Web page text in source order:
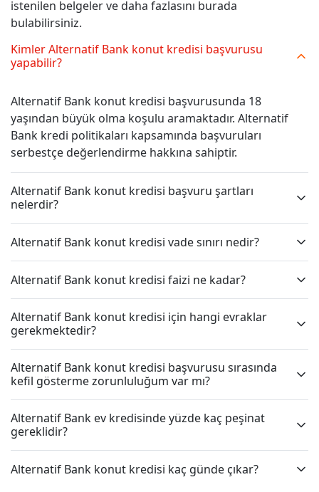
istenilen belgeler ve daha fazlasını burada
bulabilirsiniz.
Kimler Alternatif Bank konut kredisi başvurusu
yapabilir?
Alternatif Bank konut kredisi başvurusunda 18
yaşından büyük olma koşulu aramaktadır. Alternatif
Bank kredi politikaları kapsamında başvuruları
serbestçe değerlendirme hakkına sahiptir.
Alternatif Bank konut kredisi başvuru şartları
nelerdir?
Alternatif Bank konut kredisi vade sınırı nedir?
Alternatif Bank konut kredisi faizi ne kadar?
Alternatif Bank konut kredisi için hangi evraklar
gerekmektedir?
Alternatif Bank konut kredisi başvurusu sırasında
kefil gösterme zorunluluğum var mı?
Alternatif Bank ev kredisinde yüzde kaç peşinat
gereklidir?
Alternatif Bank konut kredisi kaç günde çıkar?